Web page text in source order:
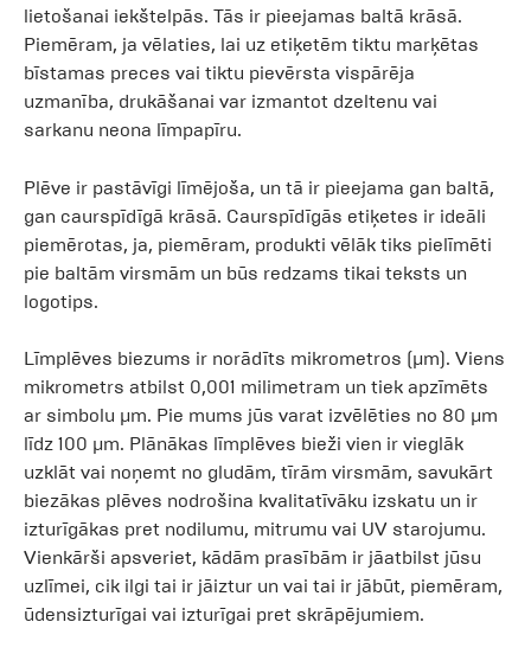
lietošanai iekštelpās. Tās ir pieejamas baltā krāsā.
Piemēram, ja vēlaties, lai uz etiķetēm tiktu marķētas
bīstamas preces vai tiktu pievērsta vispārēja
uzmanība, drukāšanai var izmantot dzeltenu vai
sarkanu neona līmpapīru.
Plēve ir pastāvīgi līmējoša, un tā ir pieejama gan baltā,
gan caurspīdīgā krāsā. Caurspīdīgās etiķetes ir ideāli
piemērotas, ja, piemēram, produkti vēlāk tiks pielīmēti
pie baltām virsmām un būs redzams tikai teksts un
logotips.
Līmplēves biezums ir norādīts mikrometros (µm). Viens
mikrometrs atbilst 0,001 milimetram un tiek apzīmēts
ar simbolu µm. Pie mums jūs varat izvēlēties no 80 µm
līdz 100 µm. Plānākas līmplēves bieži vien ir vieglāk
uzklāt vai noņemt no gludām, tīrām virsmām, savukārt
biezākas plēves nodrošina kvalitatīvāku izskatu un ir
izturīgākas pret nodilumu, mitrumu vai UV starojumu.
Vienkārši apsveriet, kādām prasībām ir jāatbilst jūsu
uzlīmei, cik ilgi tai ir jāiztur un vai tai ir jābūt, piemēram,
ūdensizturīgai vai izturīgai pret skrāpējumiem.